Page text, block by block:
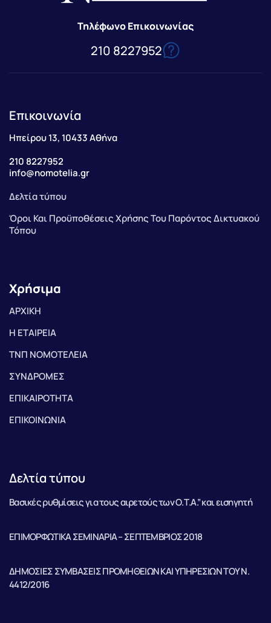
Τηλέφωνο Επικοινωνίας
210 8227952
Επικοινωνία
Ηπείρου 13, 10433 Αθήνα
210 8227952
info@nomotelia.gr
Δελτία τύπου
Όροι Και Προϋποθέσεις Χρήσης Του Παρόντος Δικτυακού
Τόπου
Χρήσιμα
ΑΡΧΙΚΗ
Η ΕΤΑΙΡΕΙΑ
ΤΝΠ ΝΟΜΟΤΕΛΕΙΑ
ΣΥΝΔΡΟΜΕΣ
ΕΠΙΚΑΙΡΟΤΗΤΑ
ΕΠΙΚΟΙΝΩΝΙΑ
Δελτία τύπου
Βασικές ρυθμίσεις για τους αιρετούς των Ο.Τ.Α.” και εισηγητή
ΕΠΙΜΟΡΦΩΤΙΚΑ ΣΕΜΙΝΑΡΙΑ – ΣΕΠΤΕΜΒΡΙΟΣ 2018
ΔΗΜΟΣΙΕΣ ΣΥΜΒΑΣΕΙΣ ΠΡΟΜΗΘΕΙΩΝ ΚΑΙ ΥΠΗΡΕΣΙΩΝ ΤΟΥ Ν.
4412/2016